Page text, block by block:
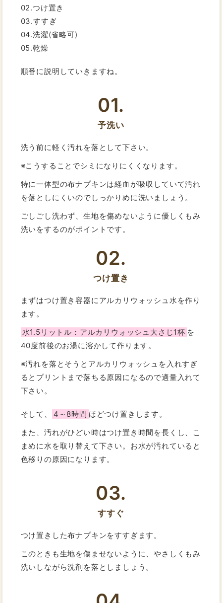
02.つけ置き
03.すすぎ
04.洗濯(省略可)
05.乾燥
順番に説明していきますね。
01.
予洗い
洗う前に軽く汚れを落として下さい。
※こうすることでシミになりにくくなります。
特に一体型の布ナプキンは経血が吸収していて汚れ
を落としにくいのでしっかりめに洗いましょう。
ごしごし洗わず、生地を傷めないように優しくもみ
洗いをするのがポイントです。
02.
つけ置き
まずはつけ置き容器にアルカリウォッシュ水を作り
ます。
水1.5リットル：アルカリウォッシュ大さじ1杯 を
40度前後のお湯に溶かして作ります。
※汚れを落とそうとアルカリウォッシュを入れすぎ
るとプリントまで落ちる原因になるので適量入れて
下さい。
そして、 4～8時間 ほどつけ置きします。
また、汚れがひどい時はつけ置き時間を長くし、こ
まめに水を取り替えて下さい。お水が汚れていると
色移りの原因になります。
03.
すすぐ
つけ置きした布ナプキンをすすぎます。
このときも生地を傷ませないように、やさしくもみ
洗いしながら洗剤を落としましょう。